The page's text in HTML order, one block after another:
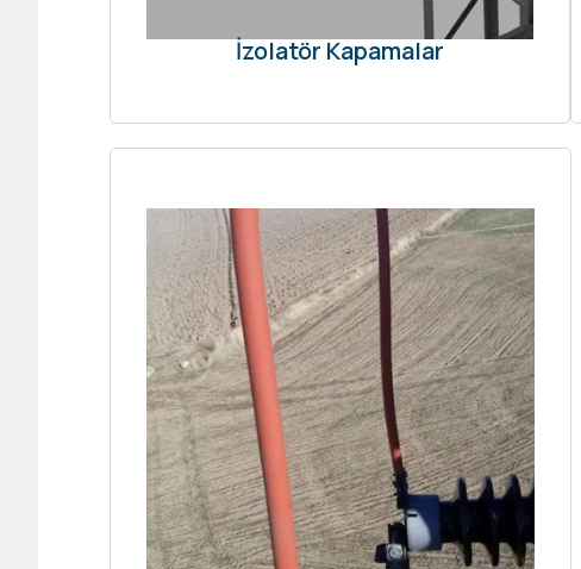
İzolatör Kapamalar